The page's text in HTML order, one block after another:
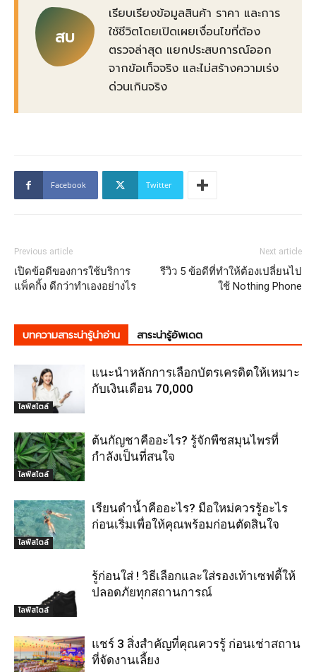
สบ
เรียบเรียงข้อมูลสินค้า ราคา และการ
ใช้ชีวิตโดยเปิดเผยเงื่อนไขที่ต้อง
ตรวจล่าสุด แยกประสบการณ์ออก
จากข้อเท็จจริง และไม่สร้างความเร่ง
ด่วนเกินจริง
Facebook Twitter
Previous article
เปิดข้อดีของการใช้บริการ
แพ็คกิ้ง ดีกว่าทำเองอย่างไร
Next article
รีวิว 5 ข้อดีที่ทำให้ต้องเปลี่ยนไป
ใช้ Nothing Phone
บทความสาระน่ารู้น่าอ่าน สาระน่ารู้อัพเดต
ไลฟ์สไตล์
แนะนำหลักการเลือกบัตรเครดิตให้เหมาะ
กับเงินเดือน 70,000
ไลฟ์สไตล์
ต้นกัญชาคืออะไร? รู้จักพืชสมุนไพรที่
กำลังเป็นที่สนใจ
ไลฟ์สไตล์
เรียนดำน้ำคืออะไร? มือใหม่ควรรู้อะไร
ก่อนเริ่มเพื่อให้คุณพร้อมก่อนตัดสินใจ
ไลฟ์สไตล์
รู้ก่อนใส่ ! วิธีเลือกและใส่รองเท้าเซฟตี้ให้
ปลอดภัยทุกสถานการณ์
แชร์ 3 สิ่งสำคัญที่คุณควรรู้ ก่อนเช่าสถาน
ที่จัดงานเลี้ยง